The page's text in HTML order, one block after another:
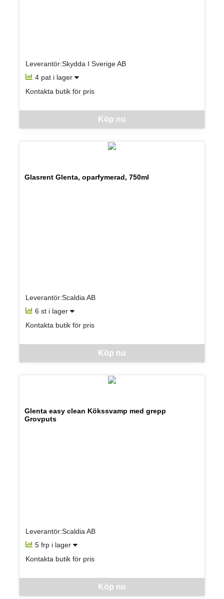
Leverantör:Skydda I Sverige AB
4 pat i lager
Köp nu
Kontakta butik för pris
Glasrent Glenta, oparfymerad, 750ml
Leverantör:Scaldia AB
6 st i lager
Köp nu
Kontakta butik för pris
Glenta easy clean Kökssvamp med grepp
Grovputs
Leverantör:Scaldia AB
5 frp i lager
Köp nu
Kontakta butik för pris